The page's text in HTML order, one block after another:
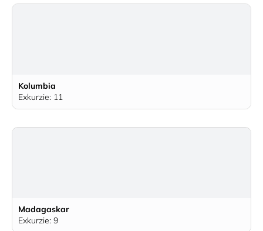
Kolumbia
Exkurzie: 11
Madagaskar
Exkurzie: 9